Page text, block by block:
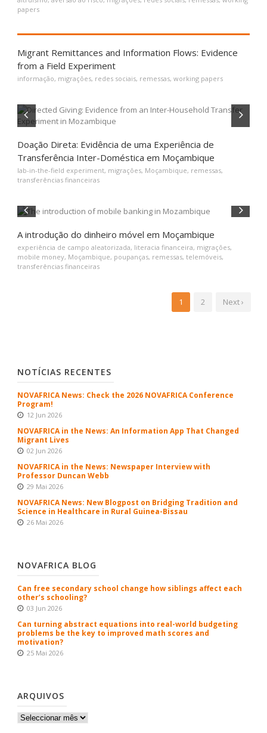
papers
Migrant Remittances and Information Flows: Evidence
from a Field Experiment
informação, migrações, redes sociais, remessas, working papers
Doação Direta: Evidência de uma Experiência de
Transferência Inter-Doméstica em Moçambique
lab-in-the-field experiment, migrações, Moçambique, remessas,
transferências financeiras
A introdução do dinheiro móvel em Moçambique
experiência de campo aleatorizada, literacia financeira, migrações,
mobile money, Moçambique, poupanças, remessas, telemóveis,
transferências financeiras
1 2 Next ›
NOTÍCIAS RECENTES
NOVAFRICA News: Check the 2026 NOVAFRICA Conference
Program!
12 Jun 2026
NOVAFRICA in the News: An Information App That Changed
Migrant Lives
02 Jun 2026
NOVAFRICA in the News: Newspaper Interview with
Professor Duncan Webb
29 Mai 2026
NOVAFRICA News: New Blogpost on Bridging Tradition and
Science in Healthcare in Rural Guinea-Bissau
26 Mai 2026
NOVAFRICA BLOG
Can free secondary school change how siblings affect each
other’s schooling?
03 Jun 2026
Can turning abstract equations into real-world budgeting
problems be the key to improved math scores and
motivation?
25 Mai 2026
ARQUIVOS
Arquivos